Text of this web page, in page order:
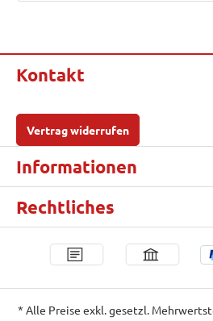
Kontakt
Vertrag widerrufen
Informationen
Rechtliches
* Alle Preise exkl. gesetzl.